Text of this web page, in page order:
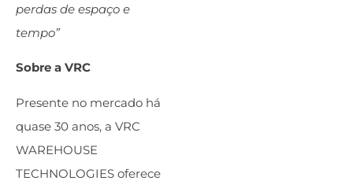
perdas de espaço e
tempo”
Sobre a VRC
Presente no mercado há
quase 30 anos, a VRC
WAREHOUSE
TECHNOLOGIES oferece